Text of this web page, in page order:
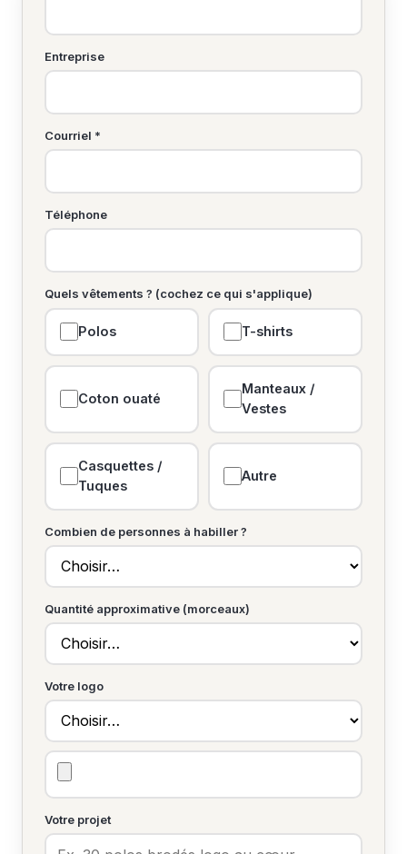
Entreprise
Courriel *
Téléphone
Quels vêtements ? (cochez ce qui s'applique)
Polos T-shirts
Coton ouaté
Manteaux /
Vestes
Casquettes /
Tuques
Autre
Combien de personnes à habiller ?
Quantité approximative (morceaux)
Votre logo
Votre projet